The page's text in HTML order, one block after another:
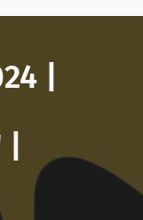
|